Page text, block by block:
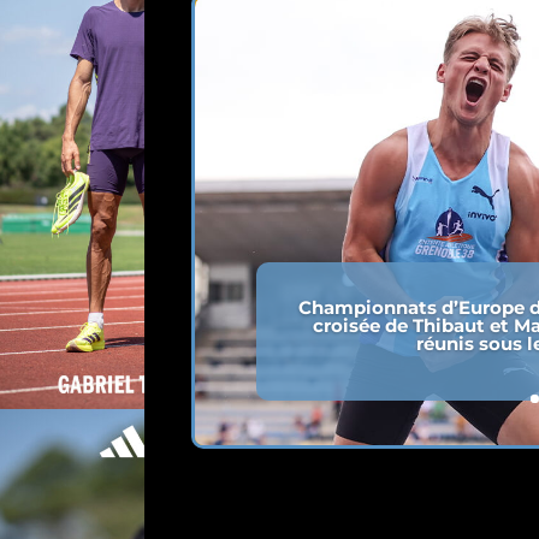
Championnats
croisée de Thibaut et
réunis sous